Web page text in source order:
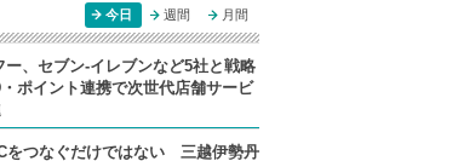
今日 週間 月間
ー、セブン-イレブンなど5社と戦略
ポイント連携で次世代店舗サービ
をつなぐだけではない 三越伊勢丹